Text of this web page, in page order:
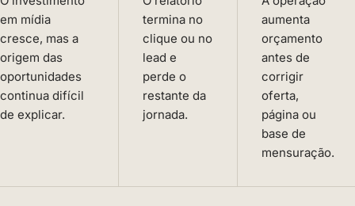
em mídia
cresce, mas a
origem das
oportunidades
continua difícil
de explicar.
termina no
clique ou no
lead e
perde o
restante da
jornada.
aumenta
orçamento
antes de
corrigir
oferta,
página ou
base de
mensuração.